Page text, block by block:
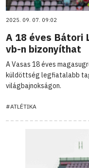
2025. 09. 07. 09:02
A 18 éves Bátori
vb-n bizonyíthat
A Vasas 18 éves
küldöttség legfiatalabb
világbajnokságon.
#ATLÉTIKA